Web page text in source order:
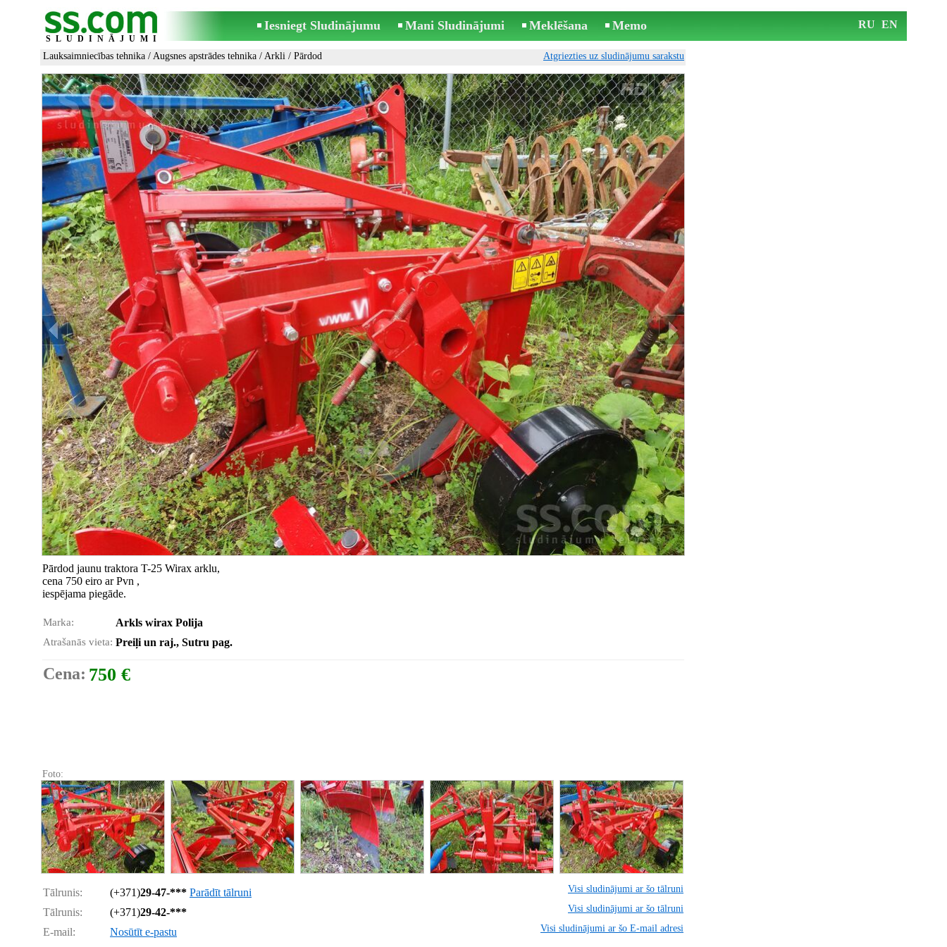
SLUDINĀJUMI
Iesniegt Sludinājumu Mani Sludinājumi Meklēšana Memo RU EN
Lauksaimniecības tehnika / Augsnes apstrādes tehnika / Arkli / Pārdod Atgriezties uz sludinājumu sarakstu
Pārdod jaunu traktora T-25 Wirax arklu,
cena 750 eiro ar Pvn ,
iespējama piegāde.
Marka: Arkls wirax Polija
Atrašanās vieta: Preiļi un raj., Sutru pag.
Cena: 750 €
Foto:
Tālrunis: (+371)29-47-*** Parādīt tālruni Visi sludinājumi ar šo tālruni
Tālrunis: (+371)29-42-*** Visi sludinājumi ar šo tālruni
E-mail: Nosūtīt e-pastu Visi sludinājumi ar šo E-mail adresi